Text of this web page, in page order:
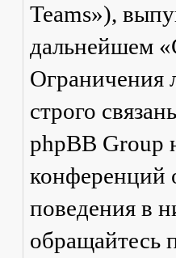
Teams»),
дальнейшем
Ограничения
строго
phpBB Group
конференций
поведения в
обращайтесь